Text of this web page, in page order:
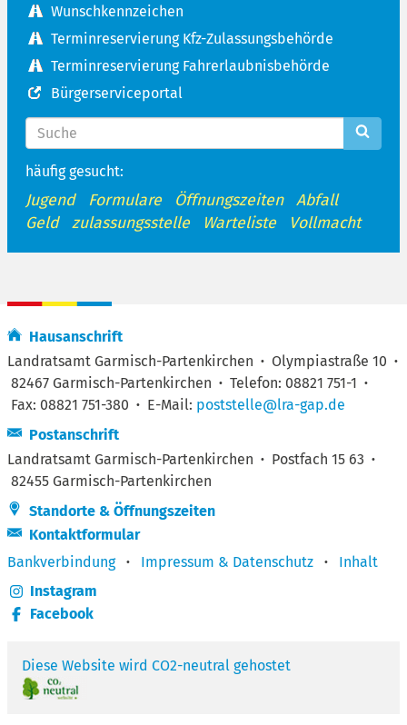
Wunschkennzeichen
Terminreservierung Kfz-Zulassungsbehörde
Terminreservierung Fahrerlaubnisbehörde
Bürgerserviceportal
häufig gesucht:
Jugend Formulare Öffnungszeiten
Abfall
Geld
zulassungsstelle Warteliste Vollmacht
Hausanschrift
Landratsamt Garmisch-Partenkirchen · Olympiastraße 10 ·
82467 Garmisch-Partenkirchen · Telefon: 08821 751-1 ·
Fax: 08821 751-380 · E-Mail: poststelle@lra-gap.de
Postanschrift
Landratsamt Garmisch-Partenkirchen · Postfach 15 63 ·
82455 Garmisch-Partenkirchen
Standorte & Öffnungszeiten
Kontaktformular
Bankverbindung
· Impressum & Datenschutz ·
Inhalt
Instagram
Facebook
Diese Website wird CO2-neutral gehostet